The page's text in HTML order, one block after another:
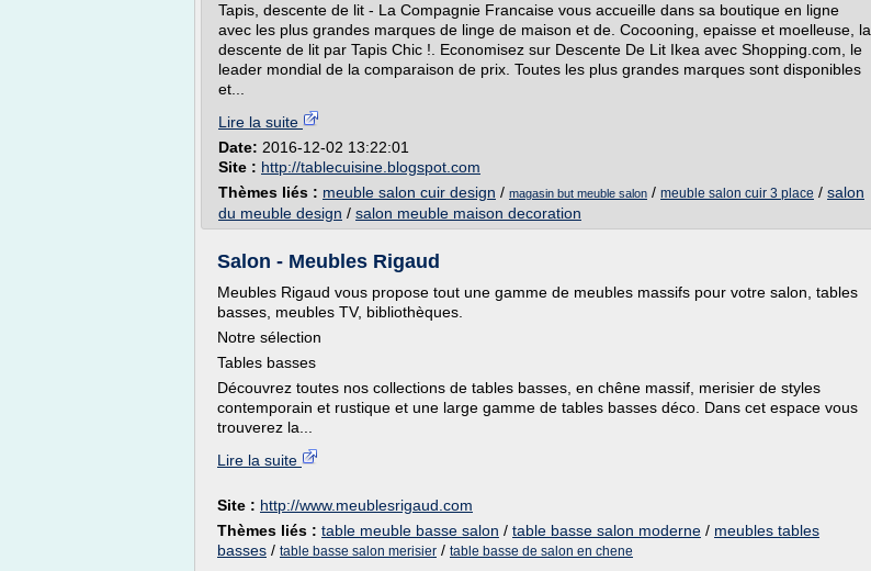
Tapis, descente de lit - La Compagnie Francaise vous accueille dans sa boutique en ligne
avec les plus grandes marques de linge de maison et de. Cocooning, epaisse et moelleuse, la
descente de lit par Tapis Chic !. Economisez sur Descente De Lit Ikea avec Shopping.com, le
leader mondial de la comparaison de prix. Toutes les plus grandes marques sont disponibles
et...
Lire la suite
Date: 2016-12-02 13:22:01
Site : http://tablecuisine.blogspot.com
Thèmes liés : meuble salon cuir design / magasin but meuble salon / meuble salon cuir 3 place / salon
du meuble design / salon meuble maison decoration
Salon - Meubles Rigaud
Meubles Rigaud vous propose tout une gamme de meubles massifs pour votre salon, tables
basses, meubles TV, bibliothèques.
Notre sélection
Tables basses
Découvrez toutes nos collections de tables basses, en chêne massif, merisier de styles
contemporain et rustique et une large gamme de tables basses déco. Dans cet espace vous
trouverez la...
Lire la suite
Site : http://www.meublesrigaud.com
Thèmes liés : table meuble basse salon / table basse salon moderne / meubles tables
basses / table basse salon merisier / table basse de salon en chene